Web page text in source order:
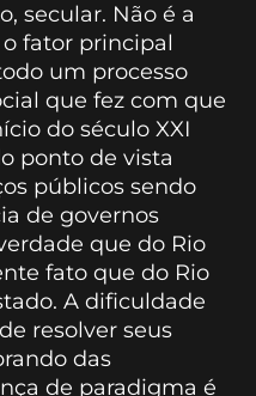
secular. Não é a
fator principal
um processo
que fez com que
do século XXI
ponto de vista
públicos sendo
de governos
que do Rio
fato que do Rio
A dificuldade
resolver seus
das
de paradigma é